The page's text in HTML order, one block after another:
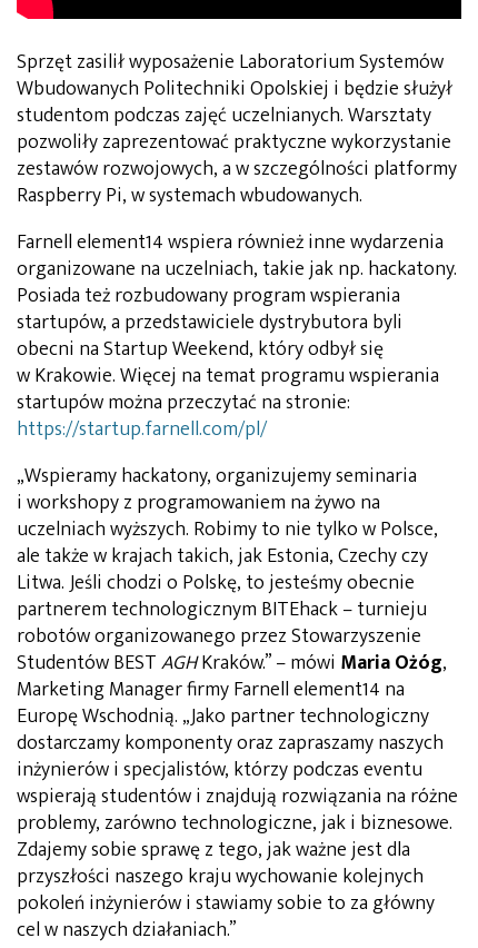
Sprzęt zasilił wyposażenie Laboratorium Systemów
Wbudowanych Politechniki Opolskiej i będzie służył
studentom podczas zajęć uczelnianych. Warsztaty
pozwoliły zaprezentować praktyczne wykorzystanie
zestawów rozwojowych, a w szczególności platformy
Raspberry Pi, w systemach wbudowanych.
Farnell element14 wspiera również inne wydarzenia
organizowane na uczelniach, takie jak np. hackatony.
Posiada też rozbudowany program wspierania
startupów, a przedstawiciele dystrybutora byli
obecni na Startup Weekend, który odbył się
w Krakowie. Więcej na temat programu wspierania
startupów można przeczytać na stronie:
https://startup.farnell.com/pl/
„Wspieramy hackatony, organizujemy seminaria
i workshopy z programowaniem na żywo na
uczelniach wyższych. Robimy to nie tylko w Polsce,
ale także w krajach takich, jak Estonia, Czechy czy
Litwa. Jeśli chodzi o Polskę, to jesteśmy obecnie
partnerem technologicznym BITEhack – turnieju
robotów organizowanego przez Stowarzyszenie
Studentów BESTAGHKraków.” – mówi Maria Ożóg,
Marketing Manager firmy Farnell element14 na
Europę Wschodnią. „Jako partner technologiczny
dostarczamy komponenty oraz zapraszamy naszych
inżynierów i specjalistów, którzy podczas eventu
wspierają studentów i znajdują rozwiązania na różne
problemy, zarówno technologiczne, jak i biznesowe.
Zdajemy sobie sprawę z tego, jak ważne jest dla
przyszłości naszego kraju wychowanie kolejnych
pokoleń inżynierów i stawiamy sobie to za główny
cel w naszych działaniach.”